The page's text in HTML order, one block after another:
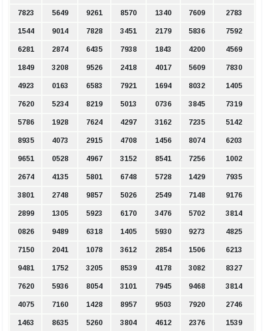
7823 5649 9261 8570 1340 7609 2783
1544 9014 7828 3451 2179 5836 7592
6281 2874 6435 7938 1843 4200 4569
1849 3208 9526 2418 4017 5609 7830
4923 0163 6583 7921 1694 8032 1405
7620 5234 8219 5013 0736 3845 7319
5786 1928 7624 4297 3162 7235 5142
8935 4073 2915 4708 1456 8074 6203
9651 0528 4967 3152 8541 7256 1002
2674 4135 5801 6748 5728 1429 7935
3801 2748 9857 5026 2549 7148 9176
2899 1305 5923 6170 3476 5702 3814
0826 9489 6318 1405 5930 9273 4825
7150 2041 1078 3612 2854 1506 6213
9481 1752 3205 8539 4178 3082 8327
7620 5936 8054 3101 7945 9468 3814
4075 7160 1428 8957 9503 7920 2746
1463 8635 5260 3804 4612 2376 1539